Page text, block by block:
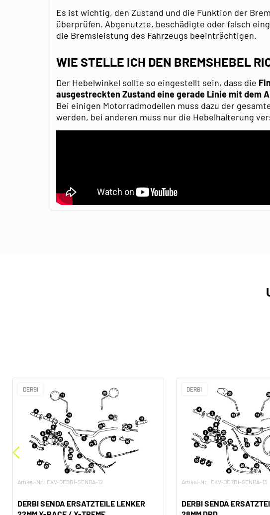
Es ist wichtig, den Zustand und die Funktion der
überprüfen. Abgenutzte, beschädigte oder falsch
die Bremsleistung des Fahrzeugs beeinträchtigen.
WIE STELLE ICH DEN BREMSHEBEL
Der Hebelwinkel sollte so eingestellt sein, dass die
ausgestreckten Zustand eine gerade Linie mit dem
Bei einigen Motorradmodellen muss dazu der
werden, bei anderen muss nur die Hebelhalterung
DERBI
Artikel-Nr.: EXV-DERBI-SENDA-12
DERBI SENDA ERSATZTEILE LENKER
DERBI
Artikel-Nr.: EXV-DERBI-SENDA-13
DERBI SENDA